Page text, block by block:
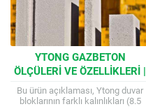
YTONG GAZBETON
ÖLÇÜLERI VE ÖZELLIKLERI |
İNŞAAT İÇIN DETAYLI
BILGILER
Bu ürün açıklaması, Ytong duvar
bloklarının farklı kalınlıkları (8.5